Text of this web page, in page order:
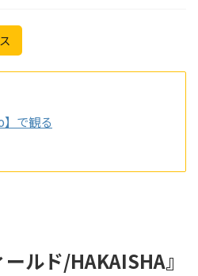
】で観る
ルド/HAKAISHA』